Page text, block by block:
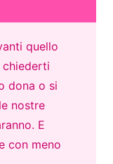
quello
chiederti
dona o si
nostre
E
con meno